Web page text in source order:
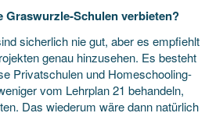
Graswurzle-Schulen verbieten?
sicherlich nie gut, aber es empfiehlt
genau hinzusehen. Es besteht
Privatschulen und Homeschooling-
vom Lehrplan 21 behandeln,
Das wiederum wäre dann natürlich